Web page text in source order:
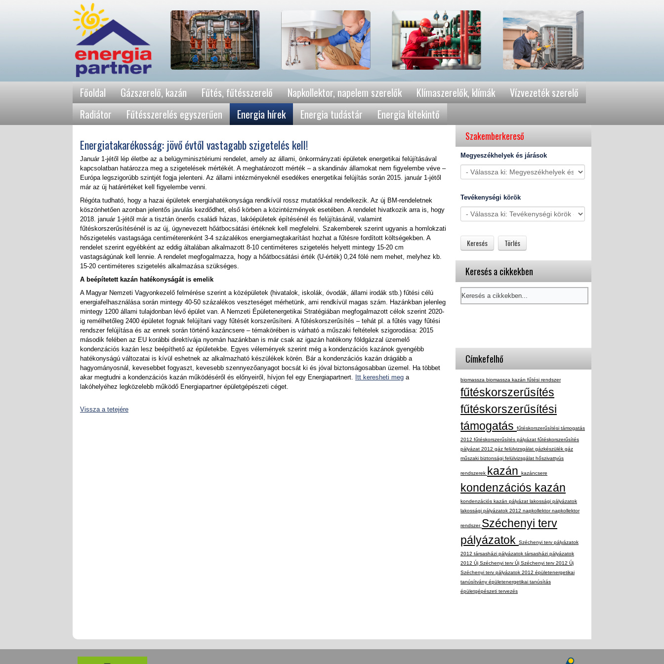
Főoldal Gázszerelő, kazán Fűtés, fűtésszerelő Napkollektor, napelem szerelők Klímaszerelők, klímák
Vízvezeték szerelő
Radiátor
Fűtésszerelés egyszerűen Energia hírek Energia tudástár Energia kitekintő
Energiatakarékosság: jövő évtől vastagabb szigetelés kell!
Január 1-jétől lép életbe az a belügyminisztériumi rendelet, amely az állami, önkormányzati épületek energetikai felújításával
kapcsolatban határozza meg a szigetelések mértékét. A meghatározott mérték – a skandináv államokat nem figyelembe véve –
Európa legszigorúbb szintjét fogja jelenteni. Az állami intézményeknél esedékes energetikai felújítás során 2015. január 1-jétől
már az új határértéket kell figyelembe venni.
Régóta tudható, hogy a hazai épületek energiahatékonysága rendkívül rossz mutatókkal rendelkezik. Az új BM-rendeletnek
köszönhetően azonban jelentős javulás kezdődhet, első körben a közintézmények esetében. A rendelet hivatkozik arra is, hogy
2018. január 1-jétől már a tisztán önerős családi házas, lakóépületek építésénél és felújításánál, valamint
fűtéskorszerűsítésénél is az új, úgynevezett hőátbocsátási értéknek kell megfelelni. Szakemberek szerint ugyanis a homlokzati
hőszigetelés vastagsága centiméterenként 3-4 százalékos energiamegtakarítást hozhat a fűtésre fordított költségekben. A
rendelet szerint egyébként az eddig általában alkalmazott 8-10 centiméteres szigetelés helyett mintegy 15-20 cm
vastagságúnak kell lennie. A rendelet megfogalmazza, hogy a hőátbocsátási érték (U-érték) 0,24 fölé nem mehet, melyhez kb.
15-20 centiméteres szigetelés alkalmazása szükséges.
A beépítetett kazán hatékonyságát is emelik
A Magyar Nemzeti Vagyonkezelő felmérése szerint a középületek (hivatalok, iskolák, óvodák, állami irodák stb.) fűtési célú
energiafelhasználása során mintegy 40-50 százalékos veszteséget mérhetünk, ami rendkívül magas szám. Hazánkban jelenleg
mintegy 1200 állami tulajdonban lévő épület van. A Nemzeti Épületenergetikai Stratégiában megfogalmazott célok szerint 2020-
ig remélhetőleg 2400 épületet fognak felújítani vagy fűtését korszerűsíteni. A fűtéskorszerűsítés – tehát pl. a fűtés vagy fűtési
rendszer felújítása és az ennek során történő kazáncsere – témakörében is várható a műszaki feltételek szigorodása: 2015
második felében az EU korábbi direktívája nyomán hazánkban is már csak az igazán hatékony földgázzal üzemelő
kondenzációs kazán lesz beépíthető az épületekbe. Egyes vélemények szerint még a kondenzációs kazánok gyengébb
hatékonyságú változatai is kívül eshetnek az alkalmazható készülékek körén. Bár a kondenzációs kazán drágább a
hagyományosnál, kevesebbet fogyaszt, kevesebb szennyezőanyagot bocsát ki és jóval biztonságosabban üzemel. Ha többet
akar megtudni a kondenzációs kazán működéséről és előnyeiről, hívjon fel egy Energiapartnert. Itt keresheti meg a
lakóhelyéhez legközelebb működő Energiapartner épületgépészeti céget.
Vissza a tetejére
Szakemberkereső
Megyeszékhelyek és járások
Tevékenységi körök
Keresés a cikkekben
Címkefelhő
biomassza biomassza kazán fűtési rendszer
fűtéskorszerűsítés
fűtéskorszerűsítési
támogatás
fűtéskorszerűsítési támogatás
2012 fűtéskorszerűsítés pályázat fűtéskorszerűsítés
pályázat 2012 gáz felülvizsgálat gázkészülék gáz
műszaki biztonsági felülvizsgálat hőszivattyús
rendszerek kazán kazáncsere
kondenzációs kazán
kondenzációs kazán pályázat lakossági pályázatok
lakossági pályázatok 2012 napkollektornapkollektor
rendszer Széchenyi terv
pályázatok
Széchenyi terv pályázatok
2012 társasházi pályázatok társasházi pályázatok
2012 Új Széchenyi terv Új Széchenyi terv 2012 Új
Széchenyi terv pályázatok 2012 épületenergetikai
tanúsítvány épületenergetikai tanúsítás
épületgépészeti tervezés